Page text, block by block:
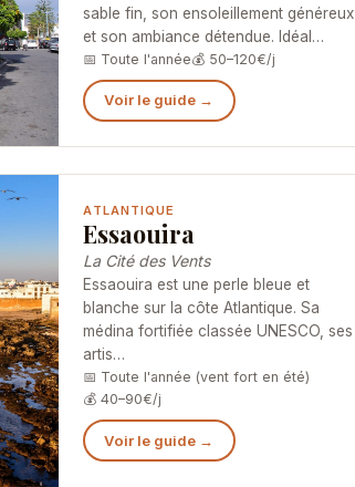
sable fin, son ensoleillement généreux
et son ambiance détendue. Idéal…
📅 Toute l'année💰 50–120€/j
Voir le guide →
ATLANTIQUE
Essaouira
La Cité des Vents
Essaouira est une perle bleue et
blanche sur la côte Atlantique. Sa
médina fortifiée classée UNESCO, ses
artis…
📅 Toute l'année (vent fort en été)
💰 40–90€/j
Voir le guide →